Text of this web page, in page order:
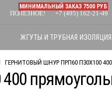
ПОЛЕЗНОЕ! +7 (495) 162-21-49
МИНИМАЛЬНЫЙ ЗАКАЗ 7500 РУБ
ЖГУТЫ И ТРУБНАЯ ИЗОЛЯЦИЯ
ГЕРНИТОВЫЙ ШНУР ПРП60 П30Х100